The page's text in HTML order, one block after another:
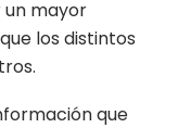
mayor
los distintos
que